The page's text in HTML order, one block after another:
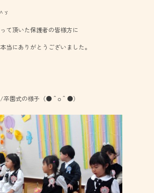
ゞ
て頂いた保護者の皆様方に
当にありがとうございました。
卒園式の様子（●＾o＾●）